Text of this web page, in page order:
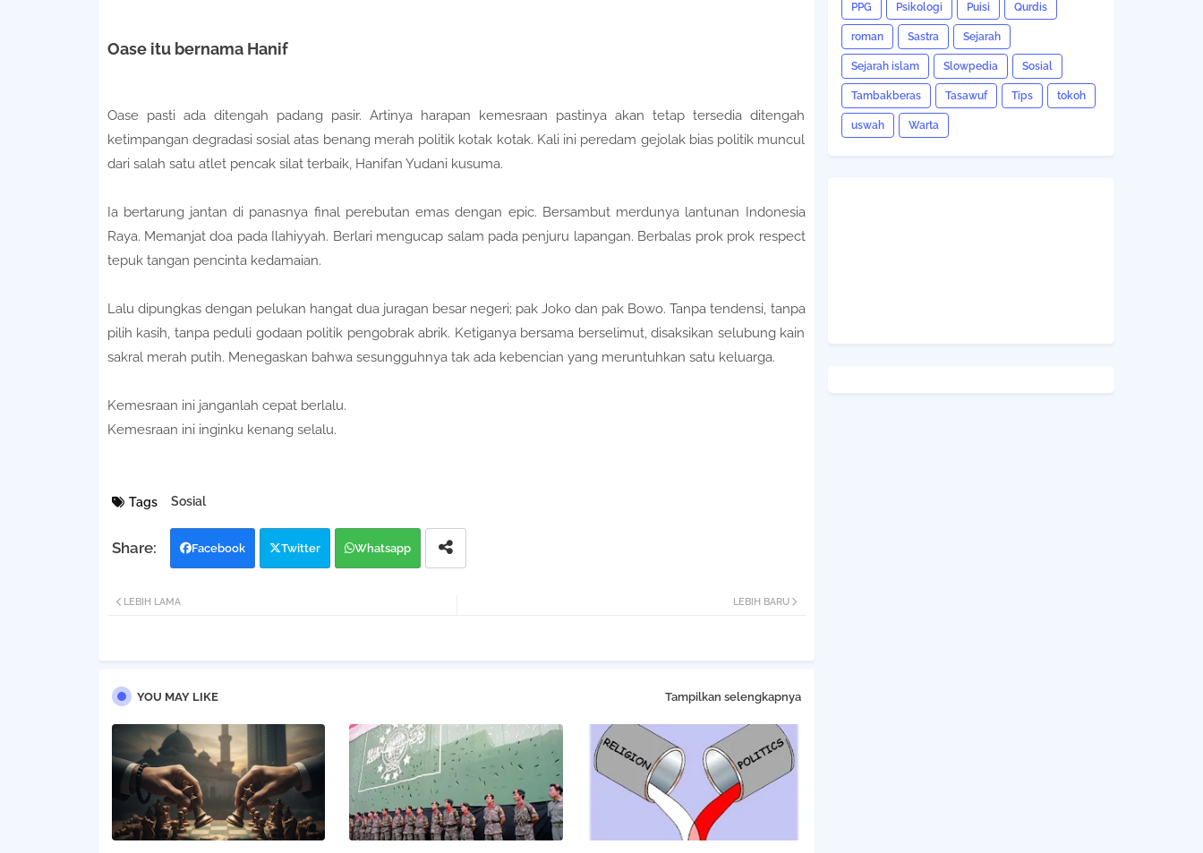
Oase itu bernama Hanif
Oase pasti ada ditengah padang pasir. Artinya harapan kemesraan pastinya akan tetap tersedia ditengah
ketimpangan degradasi sosial atas benang merah politik kotak kotak. Kali ini peredam gejolak bias politik muncul
dari salah satu atlet pencak silat terbaik, Hanifan Yudani kusuma.
Ia bertarung jantan di panasnya final perebutan emas dengan epic. Bersambut merdunya lantunan Indonesia
Raya. Memanjat doa pada Ilahiyyah. Berlari mengucap salam pada penjuru lapangan. Berbalas prok prok respect
tepuk tangan pencinta kedamaian.
Lalu dipungkas dengan pelukan hangat dua juragan besar negeri; pak Joko dan pak Bowo. Tanpa tendensi, tanpa
pilih kasih, tanpa peduli godaan politik pengobrak abrik. Ketiganya bersama berselimut, disaksikan selubung kain
sakral merah putih. Menegaskan bahwa sesungguhnya tak ada kebencian yang meruntuhkan satu keluarga.
Kemesraan ini janganlah cepat berlalu.
Kemesraan ini inginku kenang selalu.
Tags Sosial
Facebook Twitter Whatsapp
LEBIH BARU
LEBIH LAMA
YOU MAY LIKE Tampilkan selengkapnya
PPG Psikologi Puisi Qurdis
roman Sastra Sejarah
Sejarah islam Slowpedia Sosial
Tambakberas Tasawuf Tips tokoh
uswah Warta